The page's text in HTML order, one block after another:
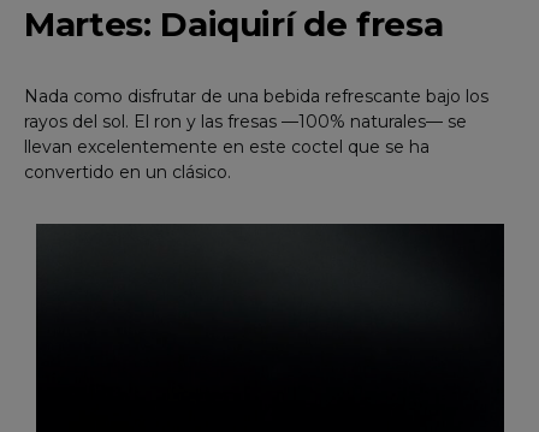
Martes: Daiquirí de fresa
Nada como disfrutar de una bebida refrescante bajo los
rayos del sol. El ron y las fresas —100% naturales— se
llevan excelentemente en este coctel que se ha
convertido en un clásico.